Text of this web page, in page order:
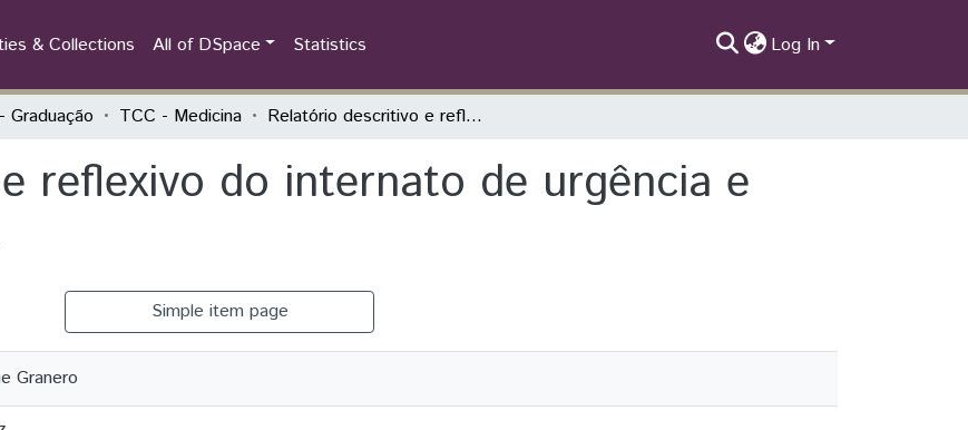
& Collections All of DSpace Statistics Log In
Graduação TCC - Medicina Relatório descritivo e reflexivo do internato de urgência e emergência do SUS.
reflexivo do internato de urgência e
Simple item page
Granero